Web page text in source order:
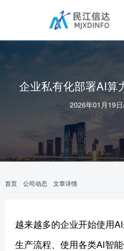
企业私有化部署AI算
2026年01月19日
首页 公司动态 文章详情
越来越多的企业开始使用
生产流程、使用各类AI智